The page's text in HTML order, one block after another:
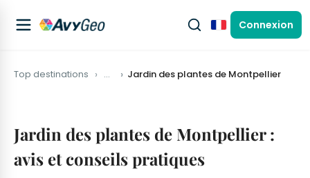
FrançaisConnexion
Top destinations … Jardin des plantes de Montpellier
Jardin des plantes de Montpellier :
avis et conseils pratiques